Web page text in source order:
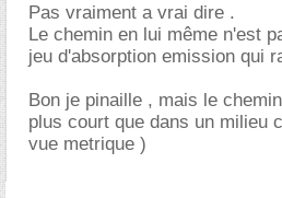
Pas vraiment a vrai dire .
Le chemin en lui même n'est
jeu d'absorption emission qui
Bon je pinaille , mais le
plus court que dans un milieu
vue metrique )